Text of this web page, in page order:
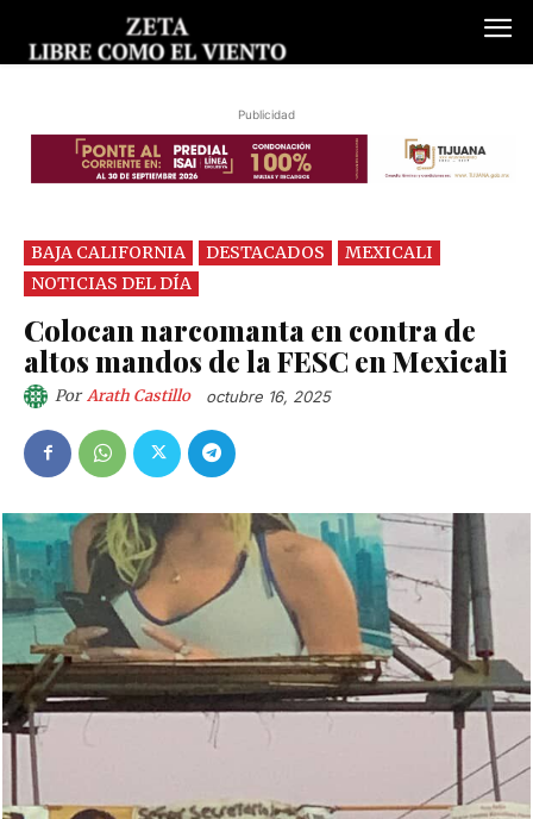
Publicidad
BAJA CALIFORNIA DESTACADOS
MEXICALI
NOTICIAS DEL DÍA
Colocan narcomanta en contra de
altos mandos de la FESC en Mexicali
Por Arath Castillo octubre 16, 2025